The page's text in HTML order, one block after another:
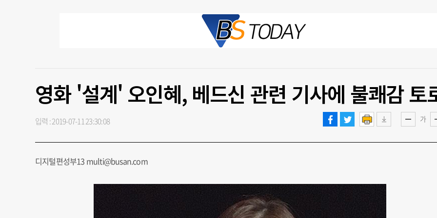
영화 '설계' 오인혜, 베드신 관련 기사에 불쾌감 토
가
입력 : 2019-07-11 23:30:08
디지털편성부13 multi@busan.com